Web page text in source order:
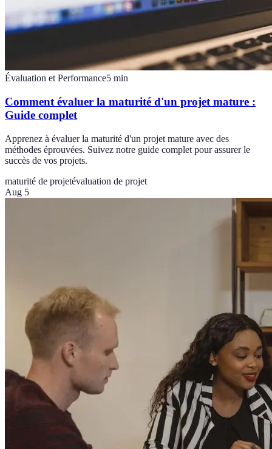
Évaluation et Performance5 min
Comment évaluer la maturité d'un projet mature :
Guide complet
Apprenez à évaluer la maturité d'un projet mature avec des
méthodes éprouvées. Suivez notre guide complet pour assurer le
succès de vos projets.
maturité de projetévaluation de projet
Aug 5